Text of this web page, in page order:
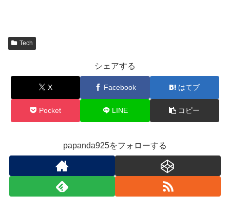
Tech
シェアする
X Facebook はてブ
Pocket LINE コピー
papanda925をフォローする